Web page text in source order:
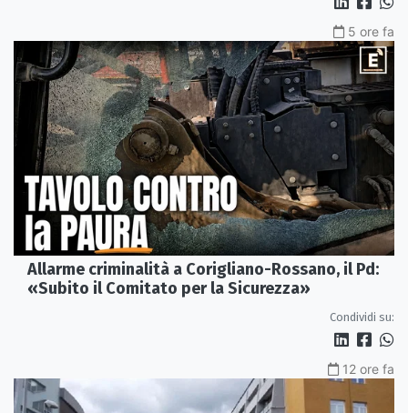
5 ore fa
Allarme criminalità a Corigliano-Rossano, il Pd:
«Subito il Comitato per la Sicurezza»
Condividi su:
12 ore fa